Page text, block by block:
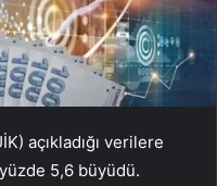
açıkladığı verilere
5,6 büyüdü.